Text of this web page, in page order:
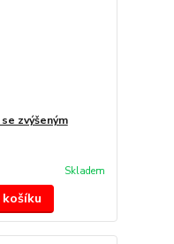
zvýšeným
Skladem